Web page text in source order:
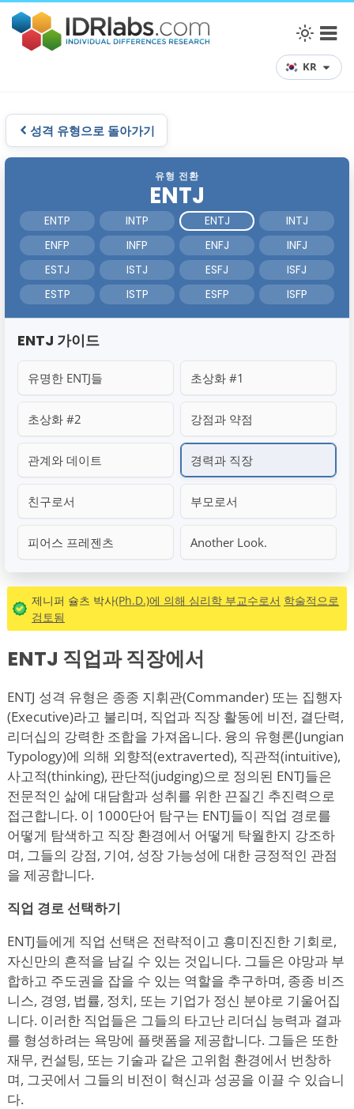
KR
성격 유형으로 돌아가기
유형 전환
ENTJ
ENTP INTP ENTJ
INTJ
ENFP
INFP ENFJ
INFJ
ESTJ
ISTJ ESFJ
ISFJ
ESTP
ISTP ESFP ISFP
ENTJ 가이드
유명한 ENTJ들 초상화 #1
초상화 #2 강점과 약점
관계와 데이트 경력과 직장
친구로서 부모로서
피어스 프레젠츠 Another Look.
제니퍼 슐츠 박사(Ph.D.)에 의해 심리학 부교수로서 학술적으로
검토됨
ENTJ 직업과 직장에서
ENTJ 성격 유형은 종종 지휘관(Commander) 또는 집행자
(Executive)라고 불리며, 직업과 직장 활동에 비전, 결단력,
리더십의 강력한 조합을 가져옵니다. 융의 유형론(Jungian
Typology)에 의해 외향적(extraverted), 직관적(intuitive),
사고적(thinking), 판단적(judging)으로 정의된 ENTJ들은
전문적인 삶에 대담함과 성취를 위한 끈질긴 추진력으로
접근합니다. 이 1000단어 탐구는 ENTJ들이 직업 경로를
어떻게 탐색하고 직장 환경에서 어떻게 탁월한지 강조하
며, 그들의 강점, 기여, 성장 가능성에 대한 긍정적인 관점
을 제공합니다.
직업 경로 선택하기
ENTJ들에게 직업 선택은 전략적이고 흥미진진한 기회로,
자신만의 흔적을 남길 수 있는 것입니다. 그들은 야망과 부
합하고 주도권을 잡을 수 있는 역할을 추구하며, 종종 비즈
니스, 경영, 법률, 정치, 또는 기업가 정신 분야로 기울어집
니다. 이러한 직업들은 그들의 타고난 리더십 능력과 결과
를 형성하려는 욕망에 플랫폼을 제공합니다. 그들은 또한
재무, 컨설팅, 또는 기술과 같은 고위험 환경에서 번창하
며, 그곳에서 그들의 비전이 혁신과 성공을 이끌 수 있습니
다.